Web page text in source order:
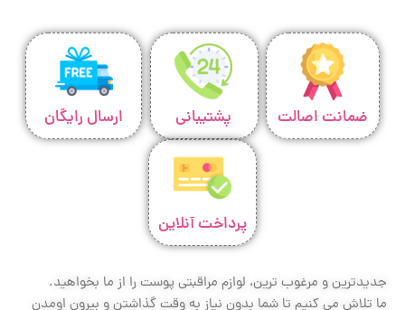
ضمانت اصالت پشتیبانی ارسال رایگان
پرداخت آنلاین
جدیدترین و مرغوب ترین، لوازم مراقبتی پوست را از ما بخواهید.
ما تلاش می کنیم تا شما بدون نیاز به وقت گذاشتن و بیرون اومدن